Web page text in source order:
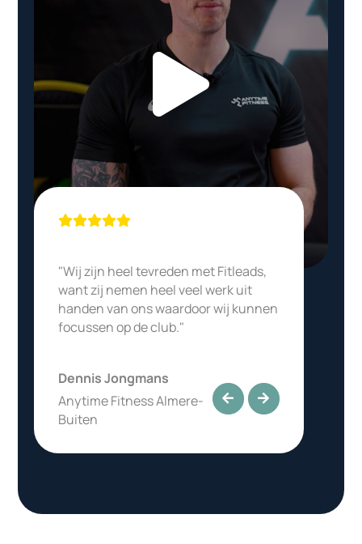
"Wij zijn heel tevreden met Fitleads,
want zij nemen heel veel werk uit
handen van ons waardoor wij kunnen
focussen op de club."
Dennis Jongmans
Anytime Fitness Almere-
Buiten